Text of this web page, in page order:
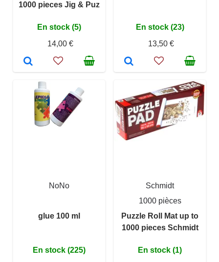
1000 pieces Jig & Puz
En stock (5)
14,00 €
En stock (23)
13,50 €
NoNo
glue 100 ml
En stock (225)
Schmidt
1000 pièces
Puzzle Roll Mat up to
1000 pieces Schmidt
En stock (1)